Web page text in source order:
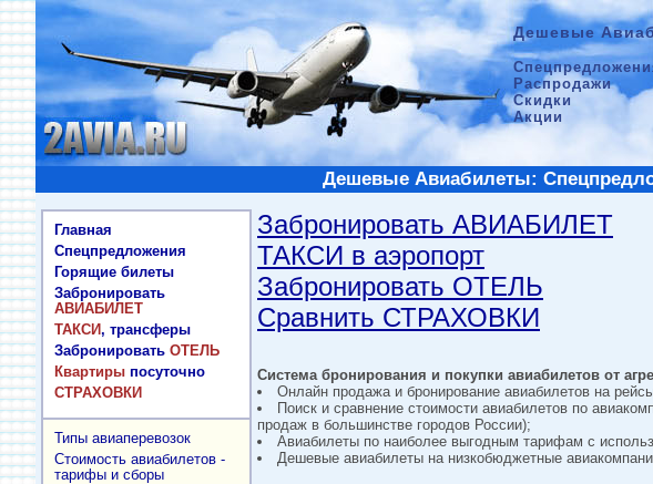
Дешевые
Распродажи
Скидки
Акции
Дешевые Авиабилеты:
Главная
Спецпредложения
Горящие билеты
Забронировать
АВИАБИЛЕТ
ТАКСИ, трансферы
Забронировать ОТЕЛЬ
Квартиры посуточно
СТРАХОВКИ
Типы авиаперевозок
Стоимость авиабилетов -
тарифы и сборы
Забронировать АВИАБИЛЕТ
ТАКСИ в аэропорт
Забронировать ОТЕЛЬ
Сравнить СТРАХОВКИ
Система бронирования и покупки авиабилетов от
Онлайн продажа и бронирование авиабилетов на
Поиск и сравнение стоимости авиабилетов по
продаж в большинстве городов России);
Авиабилеты по наиболее выгодным тарифам с
Дешевые авиабилеты на низкобюджетные